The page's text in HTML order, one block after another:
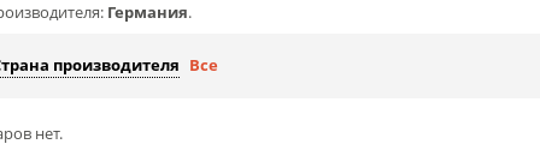
Германия.
производителя Все
нет.